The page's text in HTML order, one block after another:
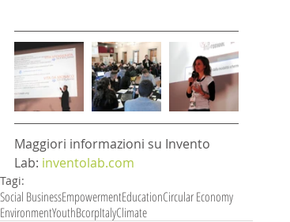
Maggiori informazioni su Invento
Lab: inventolab.com
Tagi:
Social BusinessEmpowermentEducationCircular Economy
EnvironmentYouthBcorpItalyClimate